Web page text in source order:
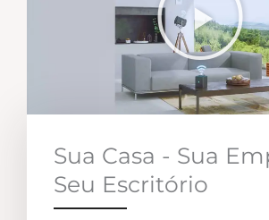
Sua Casa - Sua
Seu Escritório